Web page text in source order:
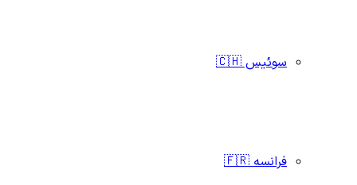
سوئیس 🇨🇭
فرانسه 🇫🇷